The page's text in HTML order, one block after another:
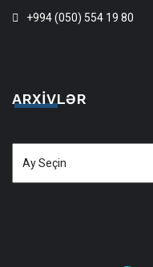
+994 (050) 554 19 80
ARXIVLƏR
Arxivlər